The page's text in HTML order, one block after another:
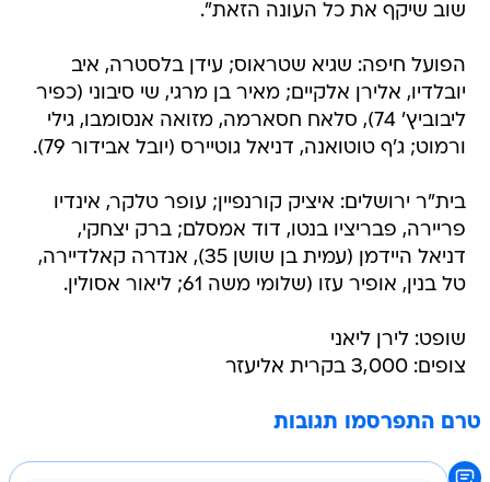
שוב שיקף את כל העונה הזאת".
הפועל חיפה: שגיא שטראוס; עידן בלסטרה, איב
יובלדיו, אלירן אלקיים; מאיר בן מרגי, שי סיבוני (כפיר
ליבוביץ' 74), סלאח חסארמה, מזואה אנסומבו, גילי
ורמוט; ג'ף טוטואנה, דניאל גוטיירס (יובל אבידור 79).
בית"ר ירושלים: איציק קורנפיין; עופר טלקר, אינדיו
פריירה, פבריציו בנטו, דוד אמסלם; ברק יצחקי,
דניאל היידמן (עמית בן שושן 35), אנדרה קאלדיירה,
טל בנין, אופיר עזו (שלומי משה 61; ליאור אסולין.
שופט: לירן ליאני
צופים: 3,000 בקרית אליעזר
טרם התפרסמו תגובות